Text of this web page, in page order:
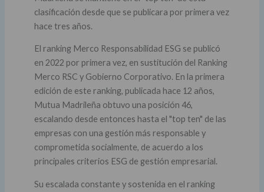
clasificación desde que se publicara por primera vez
hace tres años.
El ranking Merco Responsabilidad ESG se publicó
en 2022 por primera vez, en sustitución del Ranking
Merco RSC y Gobierno Corporativo. En la primera
edición de este ranking, publicada hace 12 años,
Mutua Madrileña obtuvo una posición 46,
escalando desde entonces hasta el "top ten" de las
empresas con una gestión más responsable y
comprometida socialmente, de acuerdo a los
principales criterios ESG de gestión empresarial.
Su escalada constante y sostenida en el ranking